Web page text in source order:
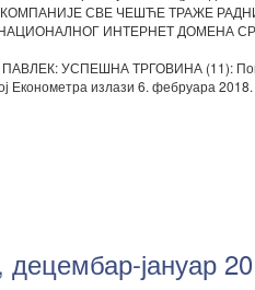
СВЕ ЧЕШЋЕ ТРАЖЕ РАДНИКЕ
ИНТЕРНЕТ ДОМЕНА
УСПЕШНА ТРГОВИНА (11):
Економетра излази 6. фебруара 2018.
јануар